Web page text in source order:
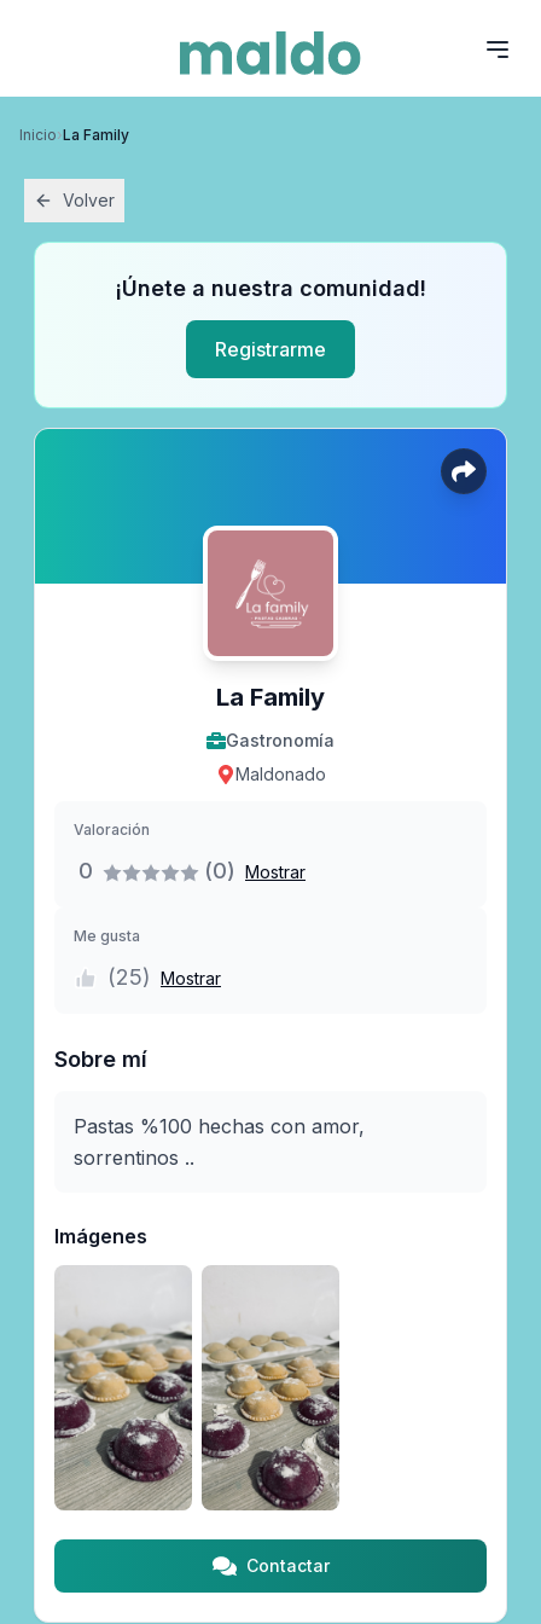
Inicio›La Family
Volver
¡Únete a nuestra comunidad!
Registrarme
La Family
Gastronomía
Maldonado
Valoración
0 (0) Mostrar
Me gusta
(25) Mostrar
Sobre mí
Pastas %100 hechas con amor,
sorrentinos ..
Imágenes
Contactar